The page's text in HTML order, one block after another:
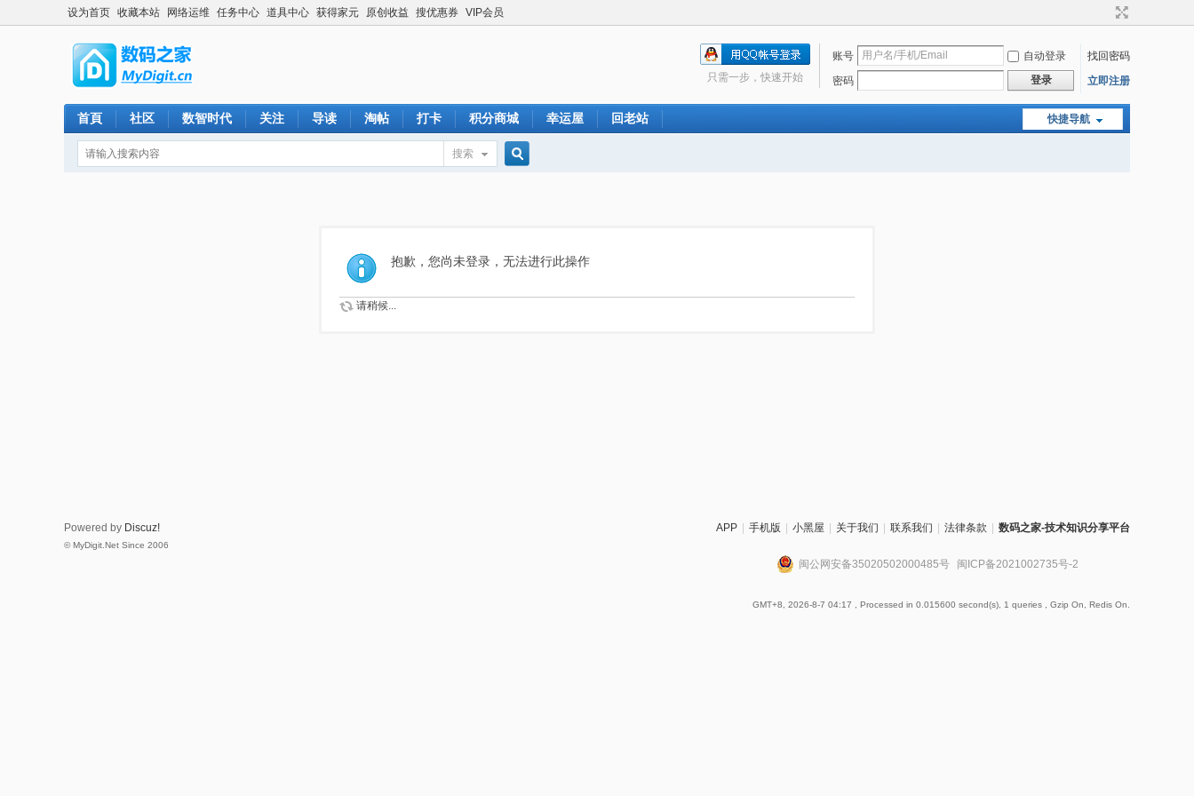
设为首页 收藏本站 网络运维 任务中心 道具中心 获得家元 原创收益 搜优惠券 VIP会员
账号 自动登录
找回密码
密码
登录 立即注册
只需一步，快速开始
快捷导航
首頁 社区 数智时代 关注 导读 淘帖 打卡 积分商城 幸运屋 回老站
搜索
索
抱歉，您尚未登录，无法进行此操作
请稍候...
APP 手机版 小黑屋 关于我们 联系我们 法律条款 数码之家-技术知识分享平台
闽公网安备35020502000485号 闽ICP备2021002735号-2
GMT+8, 2026-8-7 04:17 , Processed in 0.015600 second(s), 1 queries , Gzip On, Redis On.
Powered by Discuz!
© MyDigit.Net Since 2006